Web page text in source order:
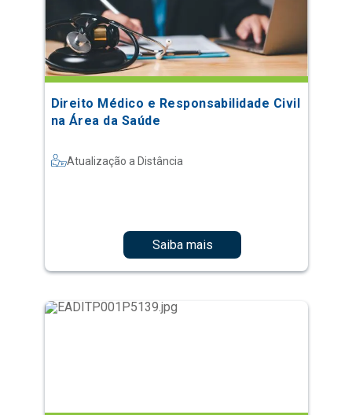
Direito Médico e Responsabilidade Civil
na Área da Saúde
Atualização a Distância
Saiba mais